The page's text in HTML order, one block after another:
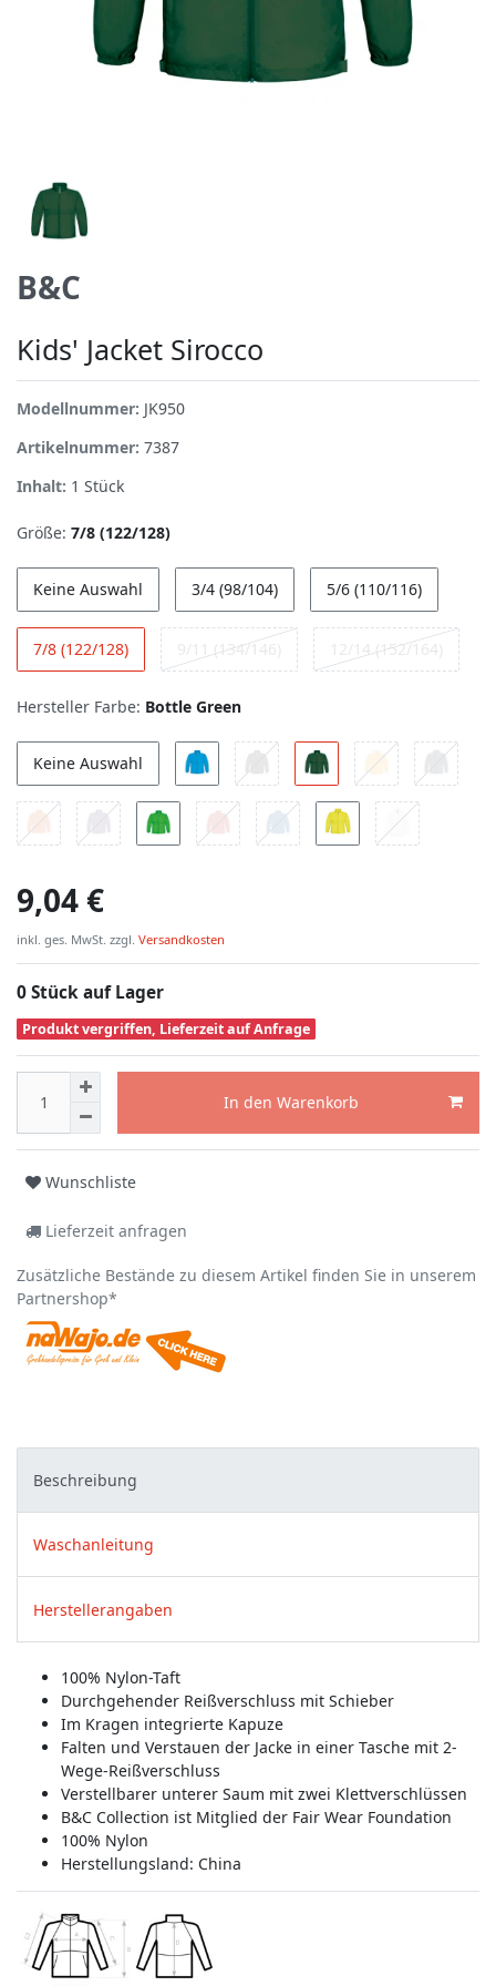
B&C
Kids' Jacket Sirocco
Modellnummer: JK950
Artikelnummer: 7387
Inhalt: 1 Stück
Größe: 7/8 (122/128)
Keine Auswahl 3/4 (98/104) 5/6 (110/116)
7/8 (122/128) 9/11 (134/146) 12/14 (152/164)
Hersteller Farbe: Bottle Green
Keine Auswahl
9,04 €
inkl. ges. MwSt. zzgl. Versandkosten
0 Stück auf Lager
Produkt vergriffen, Lieferzeit auf Anfrage
In den Warenkorb
Wunschliste
Lieferzeit anfragen
Zusätzliche Bestände zu diesem Artikel finden Sie in unserem
Partnershop*
Beschreibung
Waschanleitung
Herstellerangaben
100% Nylon-Taft
Durchgehender Reißverschluss mit Schieber
Im Kragen integrierte Kapuze
Falten und Verstauen der Jacke in einer Tasche mit 2-
Wege-Reißverschluss
Verstellbarer unterer Saum mit zwei Klettverschlüssen
B&C Collection ist Mitglied der Fair Wear Foundation
100% Nylon
Herstellungsland: China